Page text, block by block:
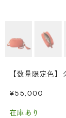
【数量限定色
セール価格
¥55,000
在庫あり